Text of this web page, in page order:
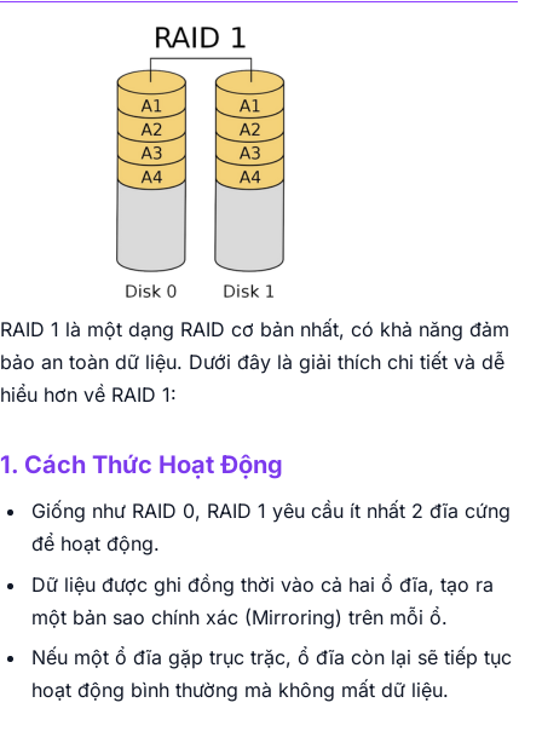
RAID 1 là một dạng RAID cơ bản nhất, có khả năng đảm
bảo an toàn dữ liệu. Dưới đây là giải thích chi tiết và dễ
hiểu hơn về RAID 1:
1. Cách Thức Hoạt Động
Giống như RAID 0, RAID 1 yêu cầu ít nhất 2 đĩa cứng
để hoạt động.
Dữ liệu được ghi đồng thời vào cả hai ổ đĩa, tạo ra
một bản sao chính xác (Mirroring) trên mỗi ổ.
Nếu một ổ đĩa gặp trục trặc, ổ đĩa còn lại sẽ tiếp tục
hoạt động bình thường mà không mất dữ liệu.